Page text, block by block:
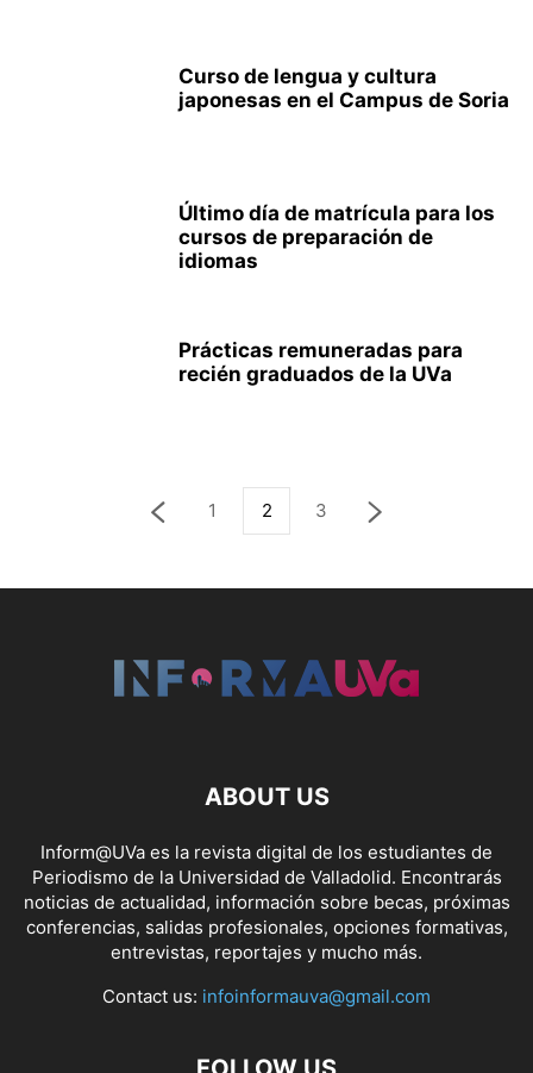
Curso de lengua y cultura
japonesas en el Campus de Soria
Último día de matrícula para los
cursos de preparación de
idiomas
Prácticas remuneradas para
recién graduados de la UVa
1 2 3
ABOUT US
Inform@UVa es la revista digital de los estudiantes de
Periodismo de la Universidad de Valladolid. Encontrarás
noticias de actualidad, información sobre becas, próximas
conferencias, salidas profesionales, opciones formativas,
entrevistas, reportajes y mucho más.
Contact us: infoinformauva@gmail.com